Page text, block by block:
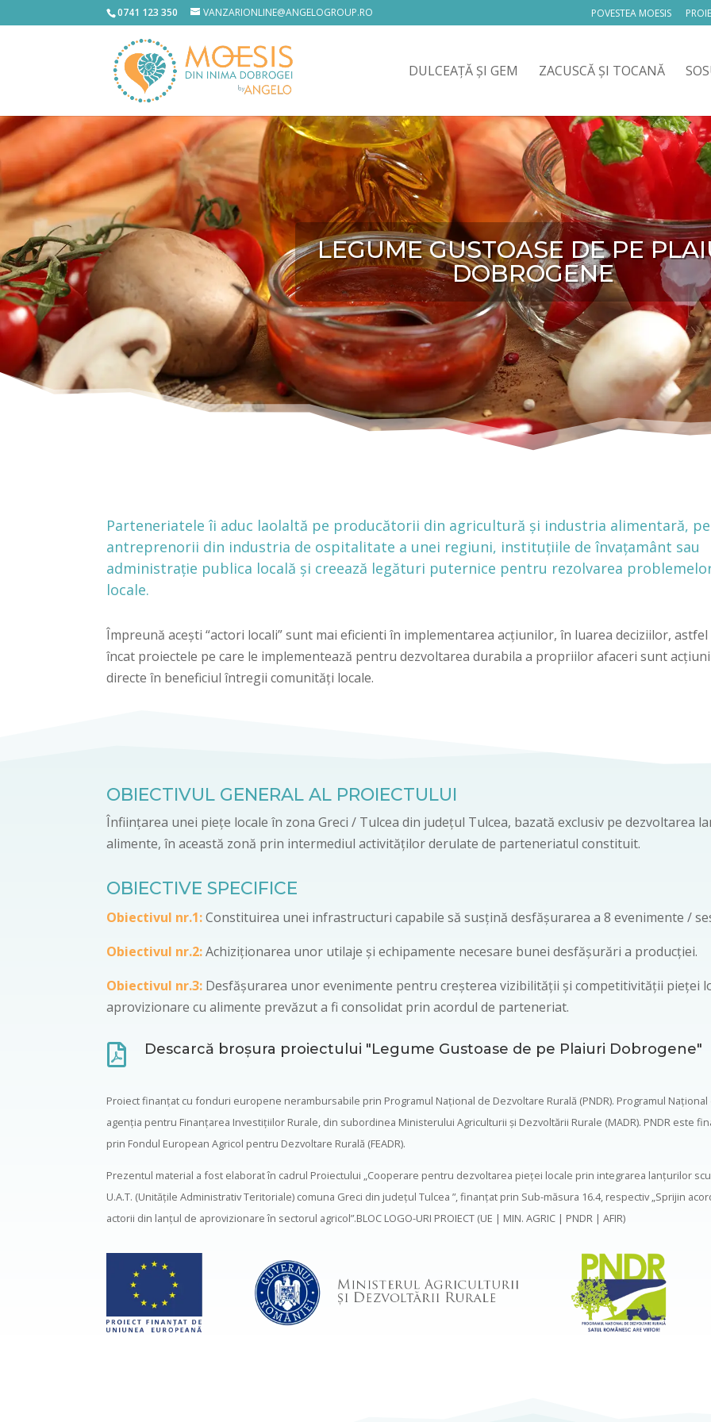
0741 123 350 VANZARIONLINE@ANGELOGROUP.RO POVESTEA MOESIS
DULCEAȚĂ ȘI GEM ZACUSCĂ ȘI TOCANĂ
LEGUME GUSTOASE DE PE
DOBROGENE
Parteneriatele îi aduc laolaltă pe producătorii din agricultură și industria alimentară, pe
antreprenorii din industria de ospitalitate a unei regiuni, instituţiile de învaţamânt sau
administraţie publica locală şi creează legături puternice pentru rezolvarea
locale.
Împreună aceşti “actori locali” sunt mai eficienti în implementarea acţiunilor, în luarea deciziilor, astfel
încat proiectele pe care le implementează pentru dezvoltarea durabila a propriilor afaceri sunt acţiuni
directe în beneficiul întregii comunităţi locale.
OBIECTIVUL GENERAL AL PROIECTULUI
Înființarea unei piețe locale în zona Greci / Tulcea din județul Tulcea, bazată exclusiv pe dezvoltarea
alimente, în această zonă prin intermediul activităților derulate de parteneriatul constituit.
OBIECTIVE SPECIFICE
Obiectivul nr.1:Constituirea unei infrastructuri capabile să susțină desfășurarea a 8 evenimente /
Obiectivul nr.2:Achiziționarea unor utilaje și echipamente necesare bunei desfășurări a producției.
Obiectivul nr.3: Desfășurarea unor evenimente pentru creșterea vizibilității și competitivității pieței
aprovizionare cu alimente prevăzut a fi consolidat prin acordul de parteneriat.
 Descarcă broșura proiectului "Legume Gustoase de pe Plaiuri Dobrogene"
Proiect finanţat cu fonduri europene nerambursabile prin Programul Naţional de Dezvoltare Rurală (PNDR). Programul
agenţia pentru Finanţarea Investiţiilor Rurale, din subordinea Ministerului Agriculturii şi Dezvoltării Rurale (MADR). PNDR este
prin Fondul European Agricol pentru Dezvoltare Rurală (FEADR).
Prezentul material a fost elaborat în cadrul Proiectului „Cooperare pentru dezvoltarea pieţei locale prin integrarea lanţurilor
U.A.T. (Unităţile Administrativ Teritoriale) comuna Greci din judeţul Tulcea ”, finanţat prin Sub-măsura 16.4, respectiv „Sprijin
actorii din lanţul de aprovizionare în sectorul agricol”.BLOC LOGO-URI PROIECT (UE | MIN. AGRIC | PNDR | AFIR)